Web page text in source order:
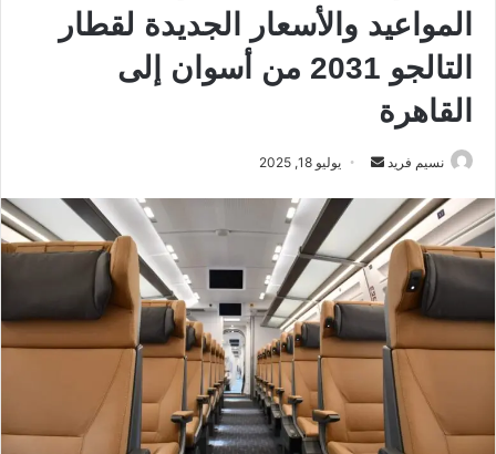
المواعيد والأسعار الجديدة لقطار
التالجو 2031 من أسوان إلى
القاهرة
نسيم فريد
ل
ب
ر
د
إ
ل
يوليو 18, 2025